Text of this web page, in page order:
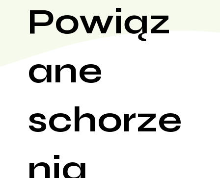
Powiąz
ane
schorze
nia